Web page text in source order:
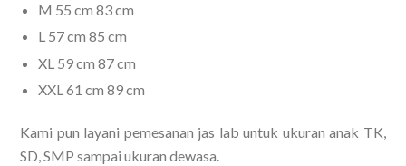
M 55 cm 83 cm
L 57 cm 85 cm
XL 59 cm 87 cm
XXL 61 cm 89 cm
Kami pun layani pemesanan jas lab untuk ukuran anak TK,
SD, SMP sampai ukuran dewasa.